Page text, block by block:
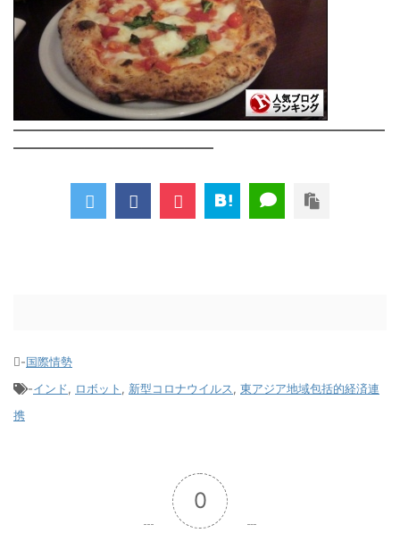
――――――――――――――――――――――――――
――――――――――――――
-国際情勢
-インド, ロボット , 新型コロナウイルス, 東アジア地域包括的経済連
携
0